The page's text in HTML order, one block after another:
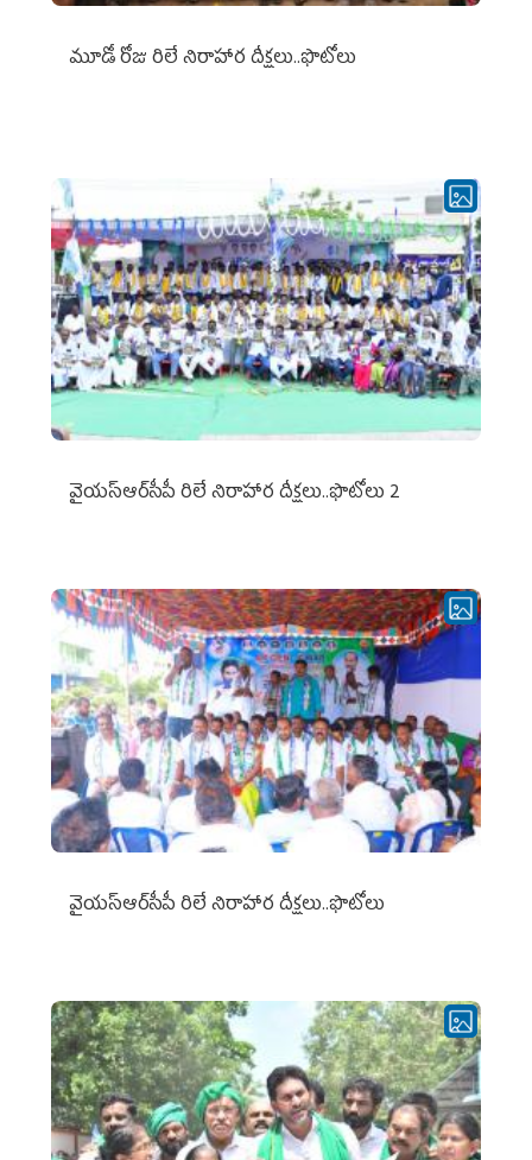
మూడో రోజు రిలే నిరాహార దీక్షలు..ఫొటోలు
వైయ‌స్ఆర్‌సీపీ రిలే నిరాహార దీక్షలు..ఫొటోలు 2
వైయ‌స్ఆర్‌సీపీ రిలే నిరాహార దీక్షలు..ఫొటోలు